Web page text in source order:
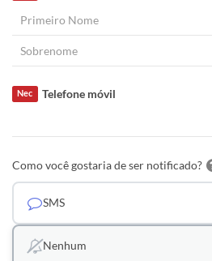
Telefone móvil
Nec
Como você gostaria de ser notificado?
SMS
Nenhum